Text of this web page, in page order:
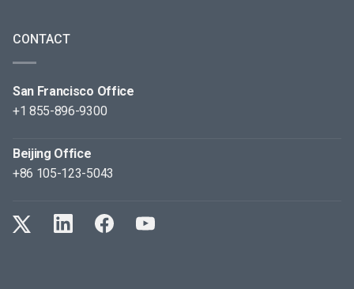
CONTACT
San Francisco Office
+1 855-896-9300
Beijing Office
+86 105-123-5043